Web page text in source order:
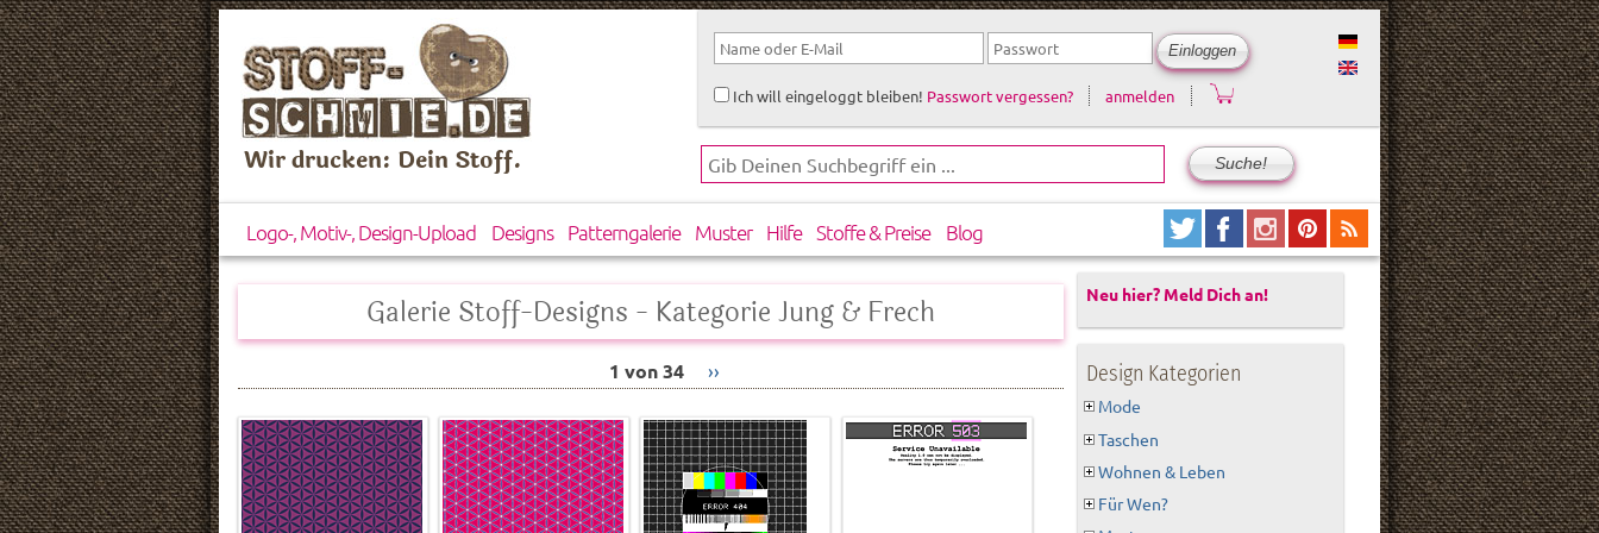
Wir drucken: Dein Stoff.
Ich will eingeloggt bleiben! Passwort vergessen? anmelden
Logo-, Motiv-, Design-Upload Designs Patterngalerie Muster Hilfe Stoffe & Preise Blog
Galerie Stoff-Designs - Kategorie Jung & Frech
1 von 34 ››
Neu hier? Meld Dich an!
Design Kategorien
Mode
Taschen
Wohnen & Leben
Für Wen?